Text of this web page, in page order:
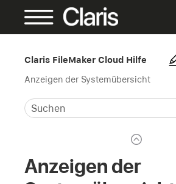
Claris FileMaker Cloud Hilfe
Anzeigen der Systemübersicht
Anzeigen der